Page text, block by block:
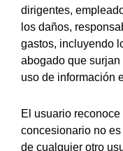
dirigentes,
los daños,
gastos, incluyendo
abogado que surjan
uso de información
El usuario
concesionario no
de cualquier otro